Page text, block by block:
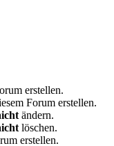
erstellen.
Forum erstellen.
ändern.
löschen.
erstellen.